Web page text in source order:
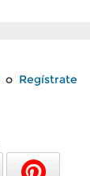
o Regístrate